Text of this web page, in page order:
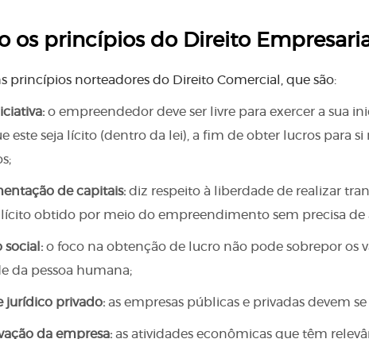
os princípios do Direito
princípios norteadores do Direito Comercial, que são:
o empreendedor deve ser livre para exercer a sua
este seja lícito (dentro da lei), a fim de obter lucros para
de capitais: diz respeito à liberdade de realizar
obtido por meio do empreendimento sem precisa de
social: o foco na obtenção de lucro não pode sobrepor os
da pessoa humana;
jurídico privado: as empresas públicas e privadas devem
da empresa: as atividades econômicas que têm